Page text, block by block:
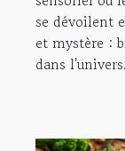
se dévoilent
et mystère :
dans